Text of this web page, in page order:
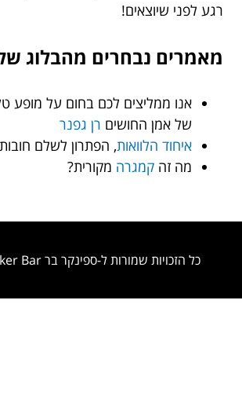
רגע לפני שיוצאים!
מאמרים נבחרים מהבלוג
אנו ממליצים לכם בחום על מופע
של אמן החושים רן גפנר
איחוד הלוואות, הפתרון לשלם
מה זה קמגרה מקורית?
כל הזכויות שמורות ל-ספינקר בר The Spinnaker Bar